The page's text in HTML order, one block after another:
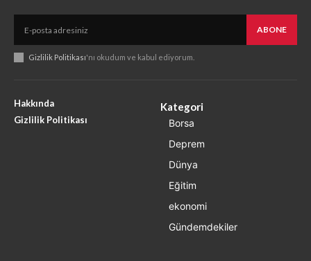
ABONE
Gizlilik Politikası'nı okudum ve kabul ediyorum.
Hakkında
Gizlilik Politikası
Kategori
Borsa
Deprem
Dünya
Eğitim
ekonomi
Gündemdekiler